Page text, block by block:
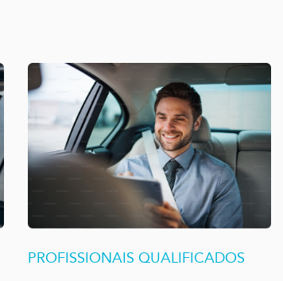
PROFISSIONAIS QUALIFICADOS